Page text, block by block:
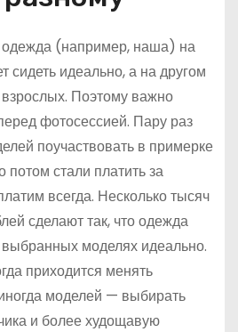
(например, наша) на
сидеть идеально, а на другом
Поэтому важно
фотосессией. Пару раз
поучаствовать в примерке
потом стали платить за
всегда. Несколько тысяч
сделают так, что одежда
выбранных моделях идеально.
приходится менять
моделей — выбирать
и более худощавую